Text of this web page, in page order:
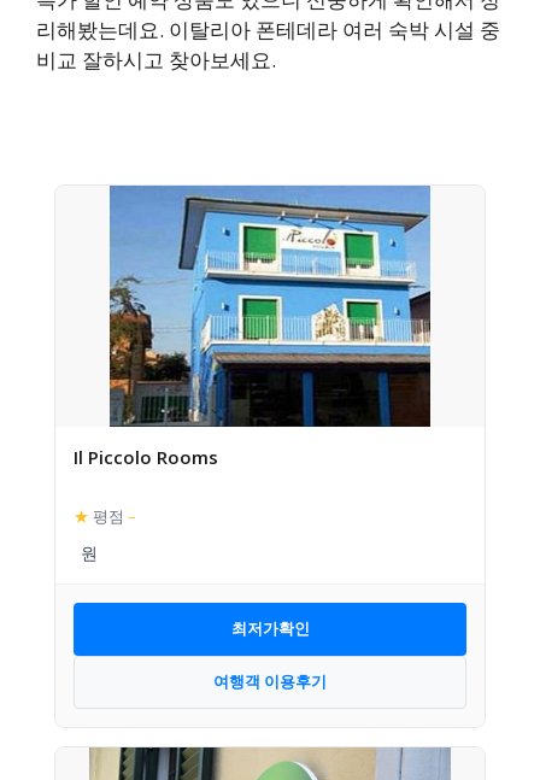
리해봤는데요. 이탈리아 폰테데라 여러 숙박 시설 중
비교 잘하시고 찾아보세요.
Il Piccolo Rooms
★ 평점 –
최저가확인
여행객 이용후기